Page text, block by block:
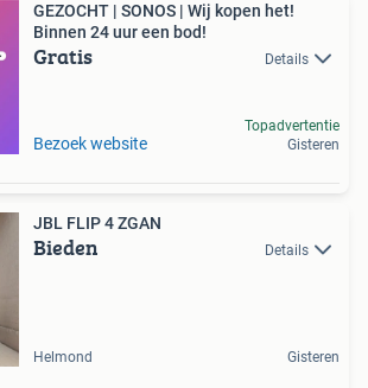
GEZOCHT | SONOS | Wij kopen het!
Binnen 24 uur een bod!
Gratis Details
Bezoek website
Topadvertentie
Gisteren
JBL FLIP 4 ZGAN
Bieden Details
Helmond Gisteren